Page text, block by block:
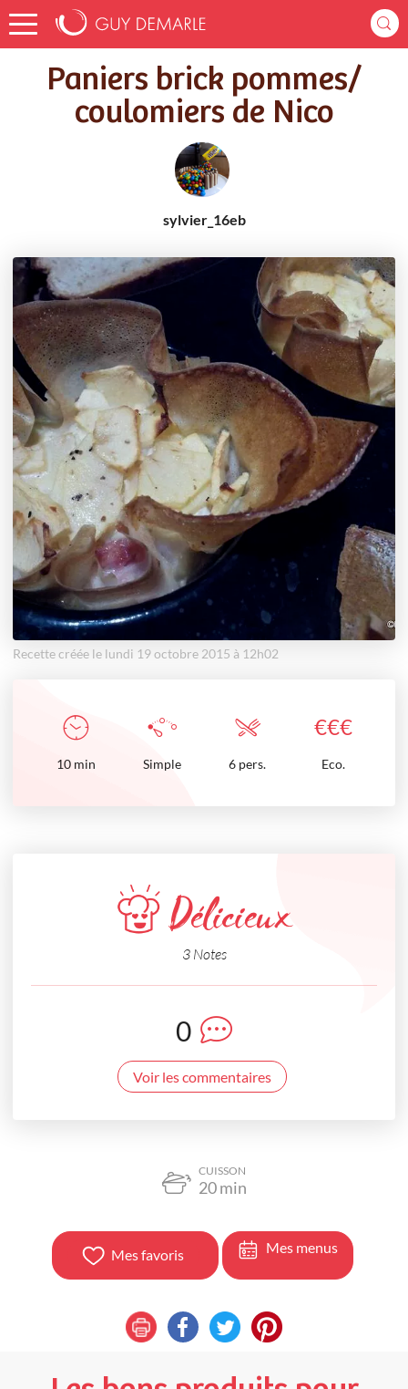
Accueil
Recettes
Paniers brick pommes/ coulomiers de Nico
Paniers brick pommes/
coulomiers de Nico
sylvier_16eb
Recette créée le lundi 19 octobre 2015 à 12h02
€€€
10 min Simple 6 pers. Eco.
Délicieux
3 Notes
0
Voir les commentaires
CUISSON
20min
Mes favoris Mes menus